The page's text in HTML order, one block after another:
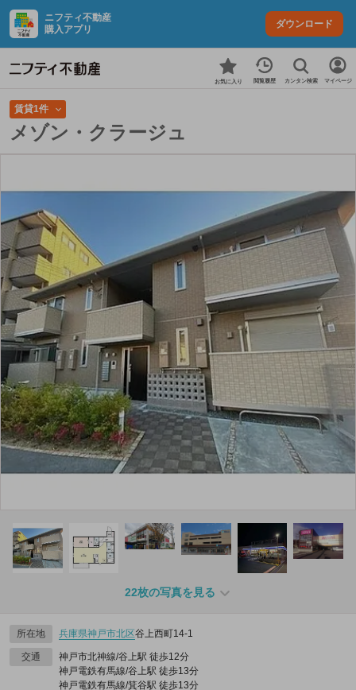
ニフティ不動産
購入アプリ
ダウンロード
お気に入り 閲覧履歴 カンタン検索 マイページ
賃貸1件
メゾン・クラージュ
22枚の写真を見る
所在地 兵庫県神戸市北区谷上西町14-1
交通
神戸市北神線/谷上駅 徒歩12分
神戸電鉄有馬線/谷上駅 徒歩13分
神戸電鉄有馬線/箕谷駅 徒歩13分